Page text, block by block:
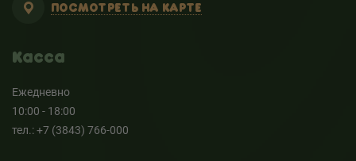
ПОСМОТРЕТЬ НА КАРТЕ
Касса
Ежедневно
10:00 - 18:00
тел.: +7 (3843) 766-000